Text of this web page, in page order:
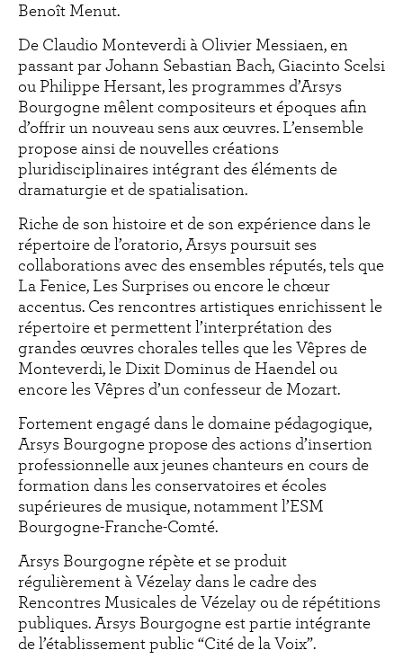
Benoît Menut.
De Claudio Monteverdi à Olivier Messiaen, en
passant par Johann Sebastian Bach, Giacinto Scelsi
ou Philippe Hersant, les programmes d’Arsys
Bourgogne mêlent compositeurs et époques afin
d’offrir un nouveau sens aux œuvres. L’ensemble
propose ainsi de nouvelles créations
pluridisciplinaires intégrant des éléments de
dramaturgie et de spatialisation.
Riche de son histoire et de son expérience dans le
répertoire de l’oratorio, Arsys poursuit ses
collaborations avec des ensembles réputés, tels que
La Fenice, Les Surprises ou encore le chœur
accentus. Ces rencontres artistiques enrichissent le
répertoire et permettent l’interprétation des
grandes œuvres chorales telles que les Vêpres de
Monteverdi, le Dixit Dominus de Haendel ou
encore les Vêpres d’un confesseur de Mozart.
Fortement engagé dans le domaine pédagogique,
Arsys Bourgogne propose des actions d’insertion
professionnelle aux jeunes chanteurs en cours de
formation dans les conservatoires et écoles
supérieures de musique, notamment l’ESM
Bourgogne-Franche-Comté.
Arsys Bourgogne répète et se produit
régulièrement à Vézelay dans le cadre des
Rencontres Musicales de Vézelay ou de répétitions
publiques. Arsys Bourgogne est partie intégrante
de l’établissement public “Cité de la Voix”.